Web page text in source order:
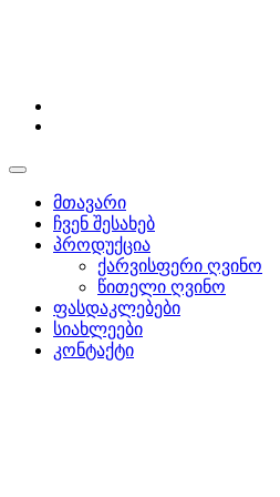
მთავარი
ჩვენ შესახებ
პროდუქცია
ქარვისფერი ღვინო
წითელი ღვინო
ფასდაკლებები
სიახლეები
კონტაქტი